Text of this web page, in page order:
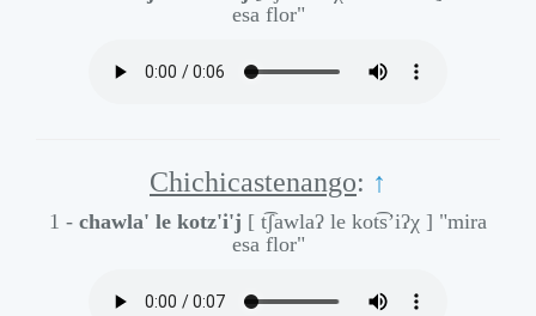
esa flor"
Chichicastenango: ↑
1 - chawla' le kotz'i'j [ t͡ʃawlaʔ le kot͡s’iʔχ ] "mira
esa flor"